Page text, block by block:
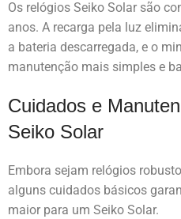
Os relógios Seiko Solar são
anos. A recarga pela luz
a bateria descarregada, e o
manutenção mais simples e
Cuidados e
Seiko Solar
Embora sejam relógios
alguns cuidados básicos
maior para um Seiko Solar.